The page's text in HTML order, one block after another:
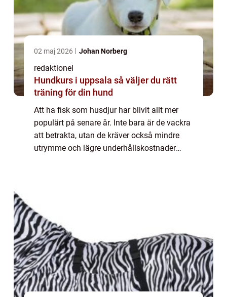
02 maj 2026 Johan Norberg
redaktionel
Hundkurs i uppsala så väljer du rätt
träning för din hund
Att ha fisk som husdjur har blivit allt mer
populärt på senare år. Inte bara är de vackra
att betrakta, utan de kräver också mindre
utrymme och lägre underhållskostnader